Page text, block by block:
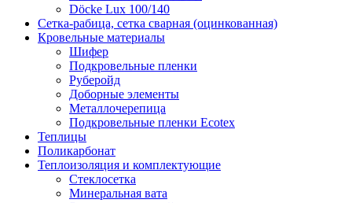
Döсkе Luх 100/140
Сетка-рабица, сетка сварная (оцинкованная)
Кровельные материалы
Шифер
Подкровельные пленки
Руберойд
Доборные элементы
Металлочерепица
Подкровельные пленки Ecotex
Теплицы
Поликарбонат
Теплоизоляция и комплектующие
Стеклосетка
Минеральная вата